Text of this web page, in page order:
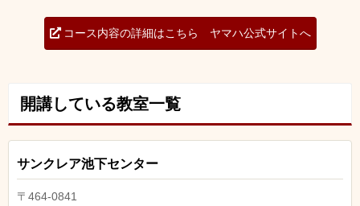
コース内容の詳細はこちら ヤマハ公式サイトへ
開講している教室一覧
サンクレア池下センター
〒464-0841